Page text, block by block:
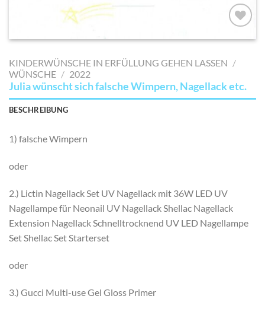
AUF MEINE
SETZEN
KINDERWÜNSCHE IN ERFÜLLUNG GEHEN LASSEN /
WÜNSCHE / 2022
Julia wünscht sich falsche Wimpern, Nagellack etc.
BESCHREIBUNG
1) falsche Wimpern
oder
2.) Lictin Nagellack Set UV Nagellack mit 36W LED UV
Nagellampe für Neonail UV Nagellack Shellac Nagellack
Extension Nagellack Schnelltrocknend UV LED Nagellampe
Set Shellac Set Starterset
oder
3.) Gucci Multi-use Gel Gloss Primer